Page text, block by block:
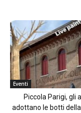
Eventi
Piccola Parigi, gli
adottano le botti